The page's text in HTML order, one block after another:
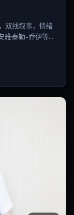
双线叙事，情绪
·泰勒-乔伊等，